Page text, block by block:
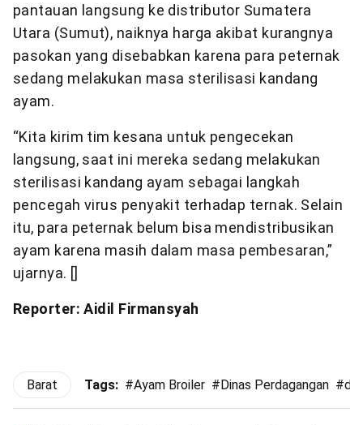
pantauan langsung ke distributor Sumatera
Utara (Sumut), naiknya harga akibat kurangnya
pasokan yang disebabkan karena para peternak
sedang melakukan masa sterilisasi kandang
ayam.
“Kita kirim tim kesana untuk pengecekan
langsung, saat ini mereka sedang melakukan
sterilisasi kandang ayam sebagai langkah
pencegah virus penyakit terhadap ternak. Selain
itu, para peternak belum bisa mendistribusikan
ayam karena masih dalam masa pembesaran,”
ujarnya. []
Reporter: Aidil Firmansyah
Barat Tags: #Ayam Broiler #Dinas Perdagangan #